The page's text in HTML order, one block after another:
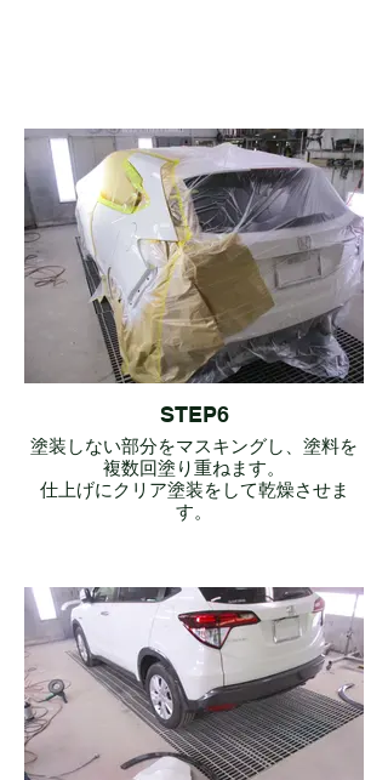
STEP6
塗装しない部分をマスキングし、塗料を
複数回塗り重ねます。
仕上げにクリア塗装をして乾燥させま
す。